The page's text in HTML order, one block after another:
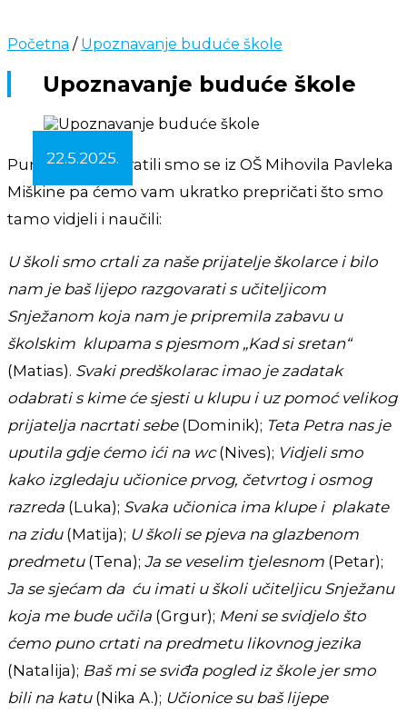
Početna / Upoznavanje buduće škole
Upoznavanje buduće škole
22.5.2025.
Puni dojmova vratili smo se iz OŠ Mihovila Pavleka
Miškine pa ćemo vam ukratko prepričati što smo
tamo vidjeli i naučili:
U školi smo crtali za naše prijatelje školarce i bilo
nam je baš lijepo razgovarati s učiteljicom
Snježanom koja nam je pripremila zabavu u
školskim klupama s pjesmom „Kad si sretan“
(Matias). Svaki predškolarac imao je zadatak
odabrati s kime će sjesti u klupu i uz pomoć velikog
prijatelja nacrtati sebe (Dominik); Teta Petra nas je
uputila gdje ćemo ići na wc(Nives); Vidjeli smo
kako izgledaju učionice prvog, četvrtog i osmog
razreda (Luka); Svaka učionica ima klupe i plakate
na zidu(Matija); U školi se pjeva na glazbenom
predmetu (Tena); Ja se veselim tjelesnom (Petar);
Ja se sjećam da ću imati u školi učiteljicu Snježanu
koja me bude učila (Grgur); Meni se svidjelo što
ćemo puno crtati na predmetu likovnog jezika
(Natalija); Baš mi se sviđa pogled iz škole jer smo
bili na katu (Nika A.); Učionice su baš lijepe